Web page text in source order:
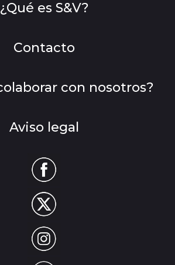
¿Qué es S&V?
Contacto
con nosotros?
Aviso legal